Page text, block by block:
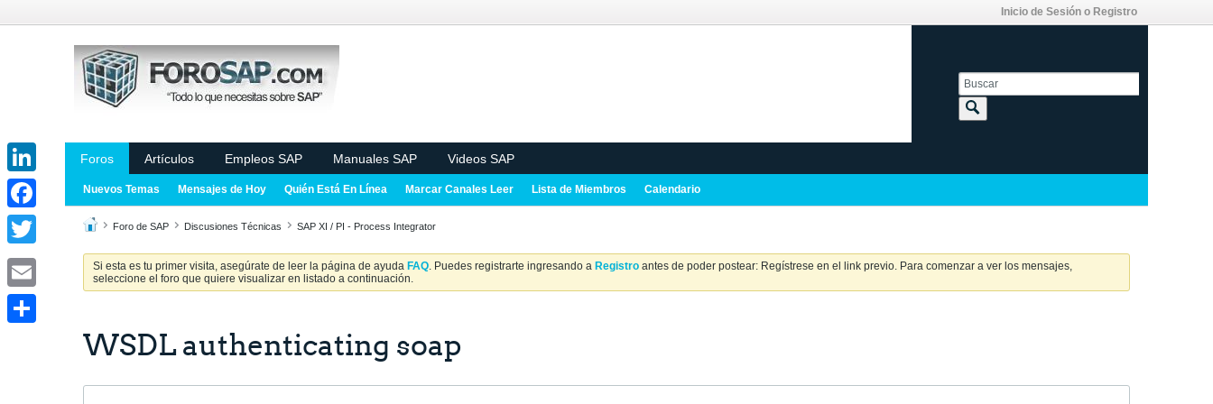
Inicio de Sesión o Registro
Foros Artículos Empleos SAP Manuales SAP Videos SAP
Nuevos Temas Mensajes de Hoy Quién Está En Línea Marcar Canales Leer Lista de Miembros Calendario
Foro de SAP Discusiones Técnicas SAP XI / PI - Process Integrator
Si esta es tu primer visita, asegúrate de leer la página de ayuda FAQ. Puedes registrarte ingresando a Registro antes de poder postear: Regístrese en el link previo. Para comenzar a ver los mensajes,
seleccione el foro que quiere visualizar en listado a continuación.
WSDL authenticating soap
LinkedIn
Facebook
Twitter
Email